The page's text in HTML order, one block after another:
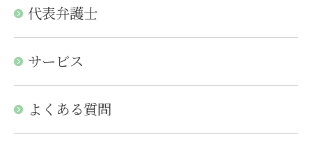
代表弁護士
サービス
よくある質問